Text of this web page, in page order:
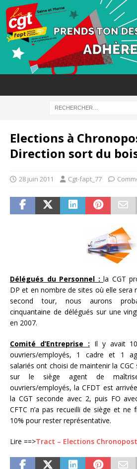
Elections à
Direction sort du
28 juin 2011 Cgt-fapt_77
Délégués du Personnel :la CGT
DP et en nombre de sites où elle sera
second tour, nous aurons
cinquantaine de délégués sur une
en 2007.
Comité d’Entreprise : Il y avait
ouvriers/employés, 1 cadre et 1
salariés ont choisi de maintenir la CGC
sur le siège agent de
ouvriers/employés, la CFDT est
la CGT seconde avec 2, puis FO
CFTC n’a pas recueilli de siège et ne
10% pour rester représentative.
Lire ==>Tract – Elections